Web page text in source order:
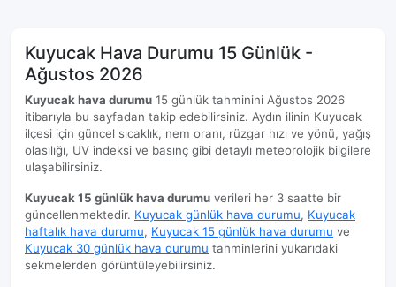
Kuyucak Hava Durumu 15 Günlük -
Ağustos 2026
Kuyucak hava durumu 15 günlük tahminini Ağustos 2026
itibarıyla bu sayfadan takip edebilirsiniz. Aydın ilinin Kuyucak
ilçesi için güncel sıcaklık, nem oranı, rüzgar hızı ve yönü, yağış
olasılığı, UV indeksi ve basınç gibi detaylı meteorolojik bilgilere
ulaşabilirsiniz.
Kuyucak 15 günlük hava durumu verileri her 3 saatte bir
güncellenmektedir. Kuyucak günlük hava durumu, Kuyucak
haftalık hava durumu, Kuyucak 15 günlük hava durumu ve
Kuyucak 30 günlük hava durumu tahminlerini yukarıdaki
sekmelerden görüntüleyebilirsiniz.